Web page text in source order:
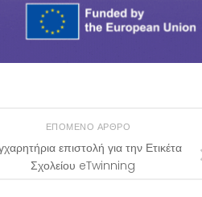
ΕΠΌΜΕΝΟ ΆΡΘΡΟ
επιστολή για την Ετικέτα
Σχολείου eTwinning